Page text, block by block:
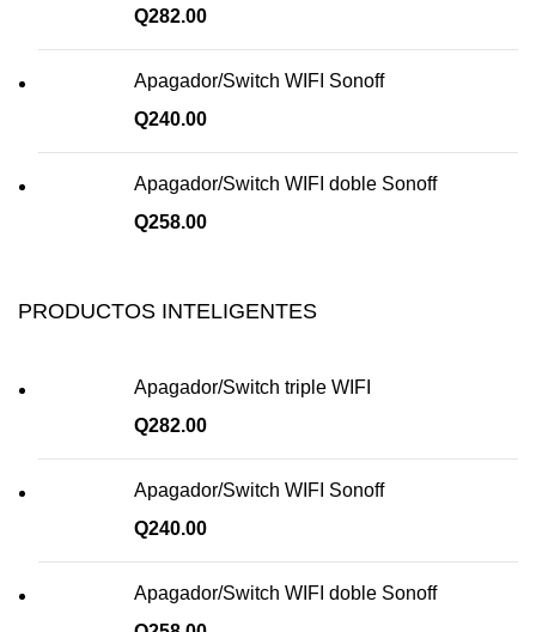
Q282.00
Apagador/Switch WIFI Sonoff
Q240.00
Apagador/Switch WIFI doble Sonoff
Q258.00
PRODUCTOS INTELIGENTES
Apagador/Switch triple WIFI
Q282.00
Apagador/Switch WIFI Sonoff
Q240.00
Apagador/Switch WIFI doble Sonoff